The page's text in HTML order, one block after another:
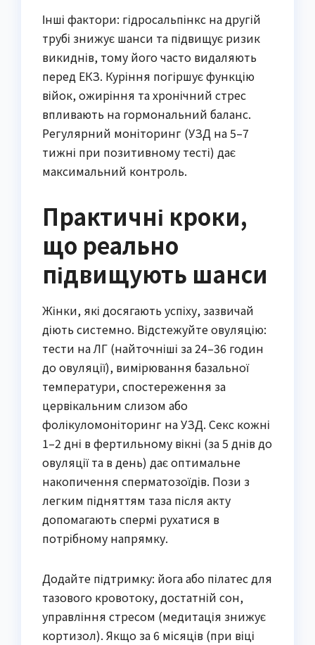
Інші фактори: гідросальпінкс на другій
трубі знижує шанси та підвищує ризик
викиднів, тому його часто видаляють
перед ЕКЗ. Куріння погіршує функцію
війок, ожиріння та хронічний стрес
впливають на гормональний баланс.
Регулярний моніторинг (УЗД на 5–7
тижні при позитивному тесті) дає
максимальний контроль.
Практичні кроки,
що реально
підвищують шанси
Жінки, які досягають успіху, зазвичай
діють системно. Відстежуйте овуляцію:
тести на ЛГ (найточніші за 24–36 годин
до овуляції), вимірювання базальної
температури, спостереження за
цервікальним слизом або
фолікуломоніторинг на УЗД. Секс кожні
1–2 дні в фертильному вікні (за 5 днів до
овуляції та в день) дає оптимальне
накопичення сперматозоїдів. Пози з
легким підняттям таза після акту
допомагають спермі рухатися в
потрібному напрямку.
Додайте підтримку: йога або пілатес для
тазового кровотоку, достатній сон,
управління стресом (медитація знижує
кортизол). Якщо за 6 місяців (при віці